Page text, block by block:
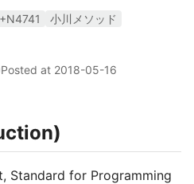
小川メソッド
Posted at 2018-05-16
Standard for Programming